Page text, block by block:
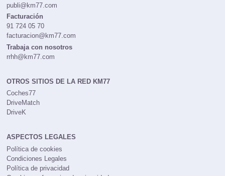
publi@km77.com
Facturación
91 724 05 70
facturacion@km77.com
Trabaja con nosotros
rrhh@km77.com
OTROS SITIOS DE LA RED KM77
Coches77
DriveMatch
DriveK
ASPECTOS LEGALES
Política de cookies
Condiciones Legales
Política de privacidad